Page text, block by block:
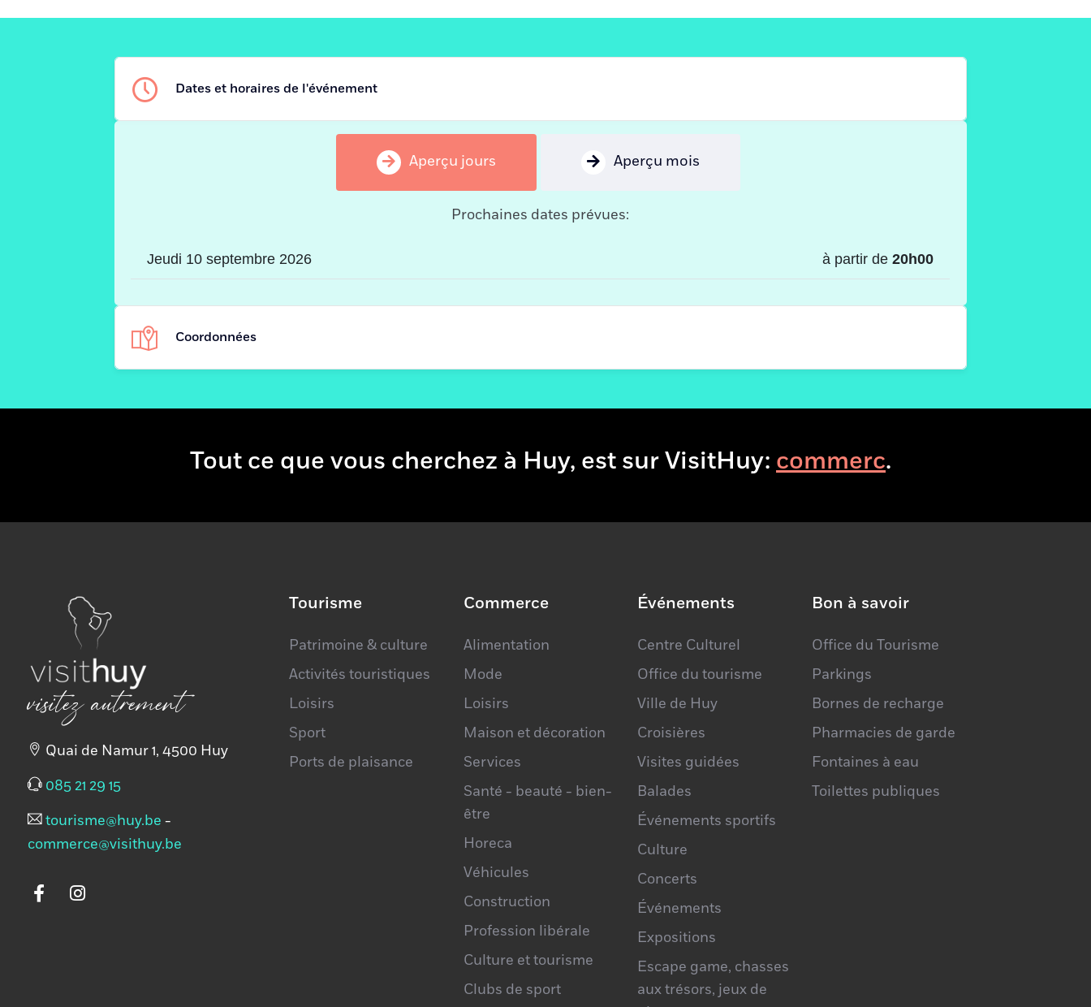
Dates et horaires de l'événement
Aperçu jours Aperçu mois
Prochaines dates prévues:
Jeudi 10 septembre 2026 à partir de20h00
Coordonnées
noVLand
Tout ce que vous cherchez à Huy, est sur VisitHuy:b.
visitez autrement
Quai de Namur 1, 4500 Huy
085 21 29 15
tourisme@huy.be -
commerce@visithuy.be
Tourisme
Patrimoine & culture
Activités touristiques
Loisirs
Sport
Ports de plaisance
Commerce
Alimentation
Mode
Loisirs
Maison et décoration
Services
Santé - beauté - bien-
être
Horeca
Véhicules
Construction
Profession libérale
Culture et tourisme
Clubs de sport
Événements
Centre Culturel
Office du tourisme
Ville de Huy
Croisières
Visites guidées
Balades
Événements sportifs
Culture
Concerts
Événements
Expositions
Escape game, chasses
aux trésors, jeux de
Bon à savoir
Office du Tourisme
Parkings
Bornes de recharge
Pharmacies de garde
Fontaines à eau
Toilettes publiques